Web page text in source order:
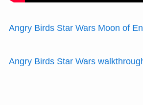
Angry Birds Star Wars Moon of
Angry Birds Star Wars